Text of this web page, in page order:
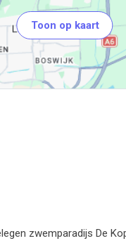
Toon op kaart
zwemparadijs De